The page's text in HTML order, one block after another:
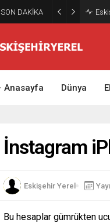
SON DAKİKA
Anasayfa Dünya
İnstagram
Eskişehir Yerel
Bu hesaplar gümrükten